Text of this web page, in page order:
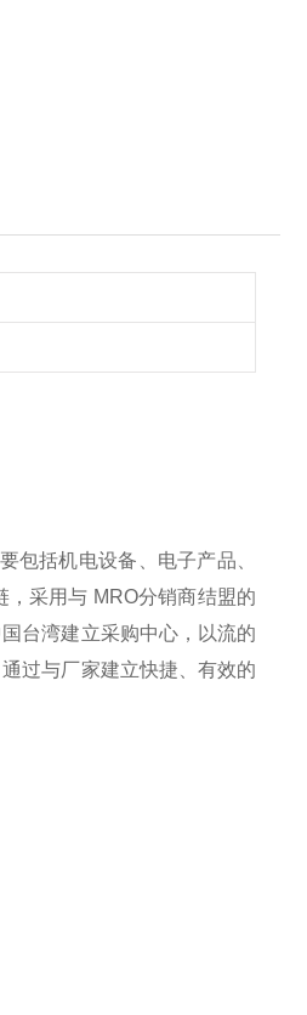
包括机电设备、电子产品、
采用与 MRO分销商结盟的
台湾建立采购中心，以流的
过与厂家建立快捷、有效的